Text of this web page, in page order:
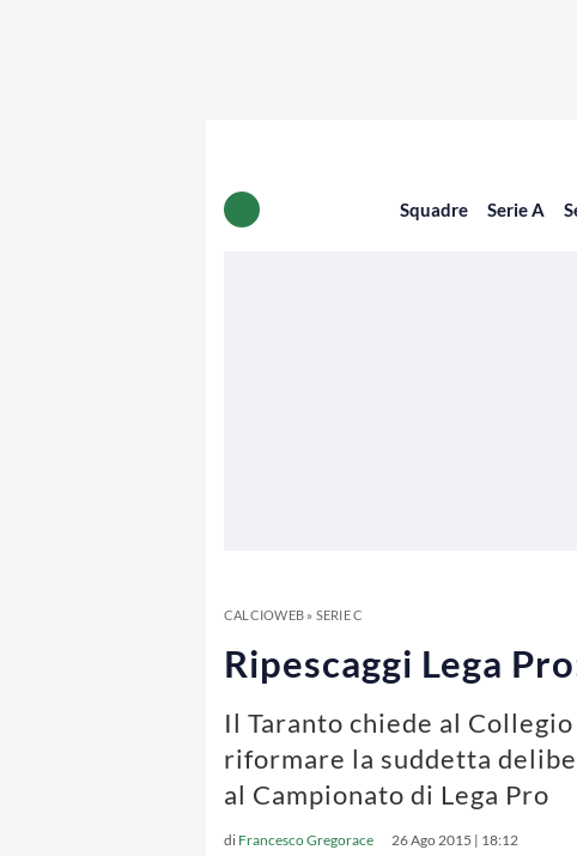
Squadre Serie A
CALCIOWEB» SERIE C
Ripescaggi Lega
Il Taranto chiede al
riformare la suddetta
al Campionato di Lega Pro
di Francesco Gregorace 26 Ago 2015 | 18:12